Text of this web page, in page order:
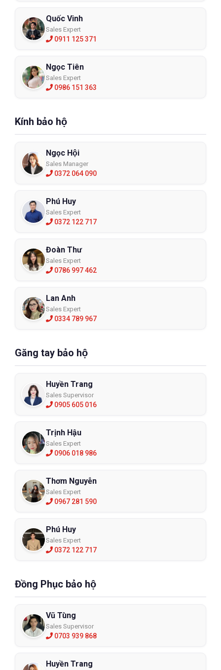
Quốc Vinh
Sales Expert
0911 125 371
Ngọc Tiên
Sales Expert
0986 151 363
Kính bảo hộ
Ngọc Hội
Sales Manager
0372 064 090
Phú Huy
Sales Expert
0372 122 717
Đoàn Thư
Sales Expert
0786 997 462
Lan Anh
Sales Expert
0334 789 967
Găng tay bảo hộ
Huyền Trang
Sales Supervisor
0905 605 016
Trịnh Hậu
Sales Expert
0906 018 986
Thơm Nguyễn
Sales Expert
0967 281 590
Phú Huy
Sales Expert
0372 122 717
Đồng Phục bảo hộ
Vũ Tùng
Sales Supervisor
0703 939 868
Huyền Trang